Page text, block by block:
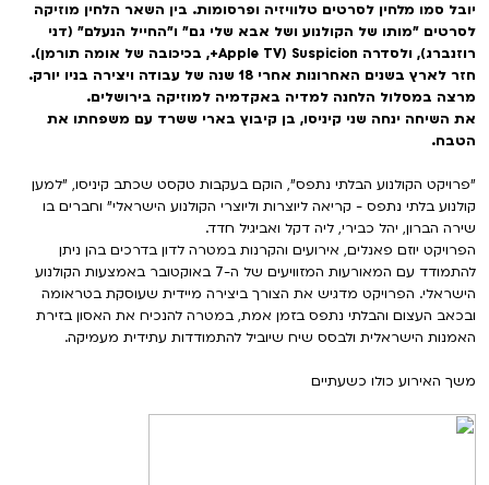
יובל סמו מלחין לסרטים טלוויזיה ופרסומות. בין השאר הלחין מוזיקה
לסרטים "מותו של הקולנוע ושל אבא שלי גם" ו"החייל הנעלם" (דני
רוזנברג), ולסדרה Suspicion (Apple TV+, בכיכובה של אומה תורמן).
חזר לארץ בשנים האחרונות אחרי 18 שנה של עבודה ויצירה בניו יורק.
מרצה במסלול הלחנה למדיה באקדמיה למוזיקה בירושלים.
את השיחה ינחה שני קיניסו, בן קיבוץ בארי ששרד עם משפחתו את
הטבח.
"פרויקט הקולנוע הבלתי נתפס", הוקם בעקבות טקסט שכתב קיניסו, "למען
קולנוע בלתי נתפס - קריאה ליוצרות וליוצרי הקולנוע הישראלי" וחברים בו
שירה הברון, יהל כבירי, ליה דקל ואביגיל חדד.
הפרויקט יוזם פאנלים, אירועים והקרנות במטרה לדון בדרכים בהן ניתן
להתמודד עם המאורעות המזוויעים של ה-7 באוקטובר באמצעות הקולנוע
הישראלי. הפרויקט מדגיש את הצורך ביצירה מיידית שעוסקת בטראומה
ובכאב העצום והבלתי נתפס בזמן אמת, במטרה להנכיח את האסון בזירת
האמנות הישראלית ולבסס שיח שיוביל להתמודדות עתידית מעמיקה.
משך האירוע כולו כשעתיים